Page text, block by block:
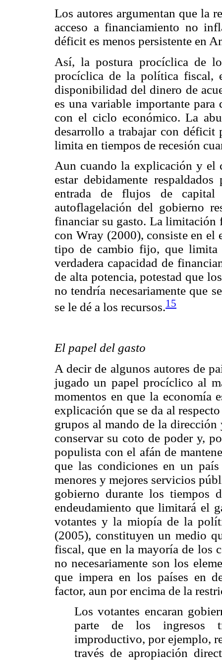
Los autores argumentan que la
acceso a financiamiento no
déficit es menos persistente en
Así, la postura procíclica de
procíclica de la política fiscal,
disponibilidad del dinero de
es una variable importante
con el ciclo económico. La
desarrollo a trabajar con déficit
limita en tiempos de recesión
Aun cuando la explicación y el
estar debidamente
entrada de flujos de
autoflagelación del gobierno
financiar su gasto. La limitación
con Wray (2000), consiste en el
tipo de cambio fijo, que limita
verdadera capacidad de
de alta potencia, potestad que
no tendría necesariamente que
se le dé a los recursos.15
El papel del gasto
A decir de algunos autores de
jugado un papel procíclico al
momentos en que la economía
explicación que se da al
grupos al mando de la dirección
conservar su coto de poder y,
populista con el afán de
que las condiciones en un
menores y mejores servicios
gobierno durante los tiempos
endeudamiento que limitará el
votantes y la miopía de la
(2005), constituyen un medio
fiscal, que en la mayoría de los
no necesariamente son los
que impera en los países en
factor, aun por encima de la
Los votantes encaran
parte de los ingresos
improductivo, por ejemplo,
través de apropiación